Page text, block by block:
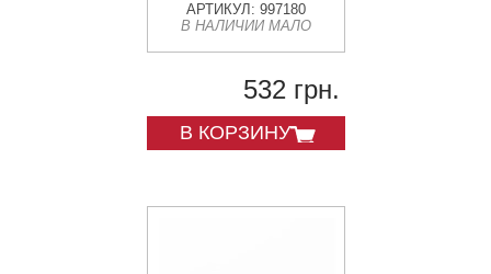
АРТИКУЛ: 997180
В НАЛИЧИИ МАЛО
532 грн.
В КОРЗИНУ